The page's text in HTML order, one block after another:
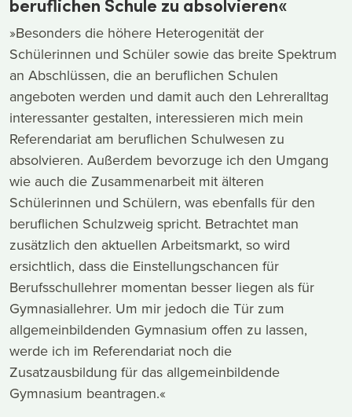
»Besonders die höhere Heterogenität der
Schülerinnen und Schüler sowie das breite Spektrum
an Abschlüssen, die an beruflichen Schulen
angeboten werden und damit auch den Lehreralltag
interessanter gestalten, interessieren mich mein
Referendariat am beruflichen Schulwesen zu
absolvieren. Außerdem bevorzuge ich den Umgang
wie auch die Zusammenarbeit mit älteren
Schülerinnen und Schülern, was ebenfalls für den
beruflichen Schulzweig spricht. Betrachtet man
zusätzlich den aktuellen Arbeitsmarkt, so wird
ersichtlich, dass die Einstellungschancen für
Berufsschullehrer momentan besser liegen als für
Gymnasiallehrer. Um mir jedoch die Tür zum
allgemeinbildenden Gymnasium offen zu lassen,
werde ich im Referendariat noch die
Zusatzausbildung für das allgemeinbildende
Gymnasium beantragen.«